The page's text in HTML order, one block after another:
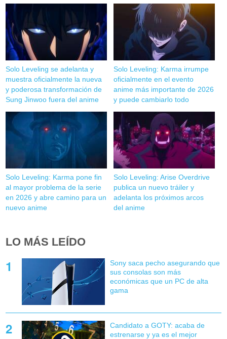
Solo Leveling se adelanta y
muestra oficialmente la nueva
y poderosa transformación de
Sung Jinwoo fuera del anime
Solo Leveling: Karma irrumpe
oficialmente en el evento
anime más importante de 2026
y puede cambiarlo todo
Solo Leveling: Karma pone fin
al mayor problema de la serie
en 2026 y abre camino para un
nuevo anime
Solo Leveling: Arise Overdrive
publica un nuevo tráiler y
adelanta los próximos arcos
del anime
LO MÁS LEÍDO
Sony saca pecho asegurando que
sus consolas son más
económicas que un PC de alta
gama
Candidato a GOTY: acaba de
estrenarse y ya es el mejor